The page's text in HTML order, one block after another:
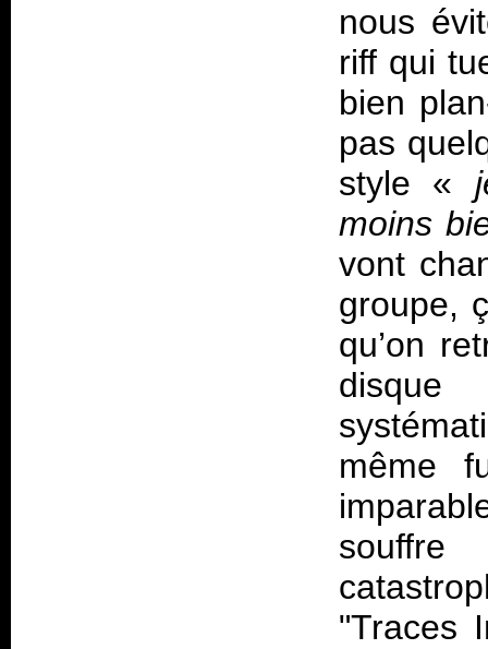
nous
riff qui
bien
pas
style «
moins
vont
groupe,
qu’on
même
"Traces